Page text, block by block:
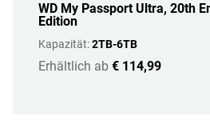
WD My Passport Ultra, 20th
Edition
Kapazität:2TB-6TB
Erhältlich ab € 114,99